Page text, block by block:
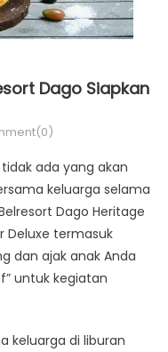
Dago Siapkan
ada yang akan
keluarga selama
Dago Heritage
Deluxe termasuk
dan ajak anak Anda
untuk kegiatan
keluarga di liburan